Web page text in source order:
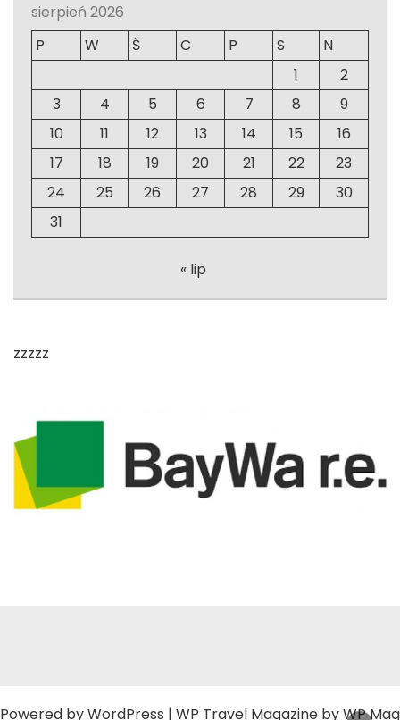
sierpień 2026
P
W Ś C P S
N
1
2
3
4 5 6 7 8
9
10
11 12 13 14 15
16
17
18 19 20 21 22
23
24
25 26 27 28 29
30
31
« lip
zzzzz
Powered byWordPress | WP Travel Magazine by WP Mag